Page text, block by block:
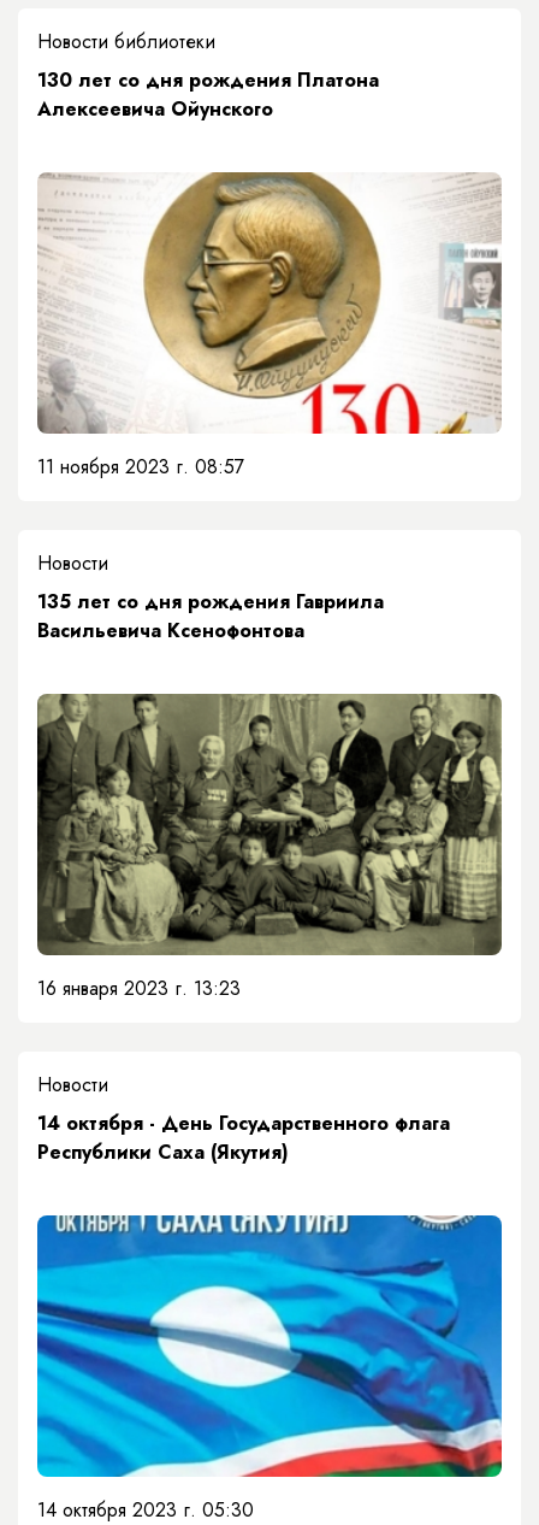
Новости библиотеки
130 лет со дня рождения Платона
Алексеевича Ойунского
11 ноября 2023 г. 08:57
Новости
135 лет со дня рождения Гавриила
Васильевича Ксенофонтова
16 января 2023 г. 13:23
Новости
14 октября - День Государственного флага
Республики Саха (Якутия)
14 октября 2023 г. 05:30